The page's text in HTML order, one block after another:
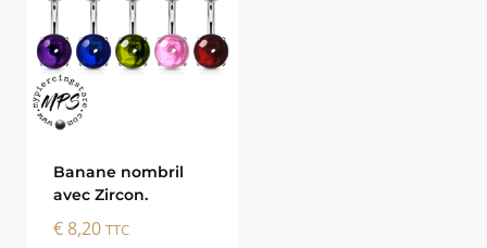
Banane nombril
avec Zircon.
€8,20 TTC